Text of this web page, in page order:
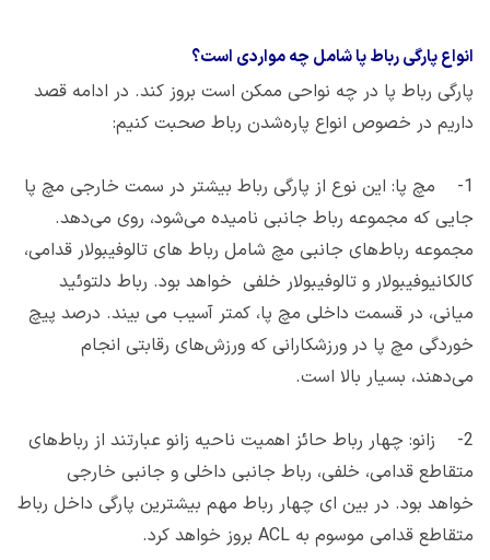
انواع پارگی رباط پا شامل چه مواردی است؟
پارگی رباط پا در چه نواحی ممکن است بروز کند. در ادامه قصد
داریم در خصوص انواع پاره‌شدن رباط صحبت کنیم:
1- مچ پا: این نوع از پارگی رباط بیشتر در سمت خارجی مچ پا
جایی که مجموعه رباط جانبی نامیده می‌شود، روی می‌دهد.
مجموعه رباط‌های جانبی مچ شامل رباط های تالوفیبولار قدامی،
کالکانیوفیبولار و تالوفیبولار خلفی خواهد بود. رباط دلتوئید
میانی، در قسمت داخلی مچ پا، کمتر آسیب می بیند. درصد پیچ
خوردگی مچ پا در ورزشکارانی که ورزش‌های رقابتی انجام
می‌دهند، بسیار بالا است.
2- زانو: چهار رباط حائز اهمیت ناحیه زانو عبارتند از رباط‌های
متقاطع قدامی، خلفی، رباط جانبی داخلی و جانبی خارجی
خواهد بود. در بین ای چهار رباط مهم بیشترین پارگی داخل رباط
متقاطع قدامی موسوم به ACL بروز خواهد کرد.